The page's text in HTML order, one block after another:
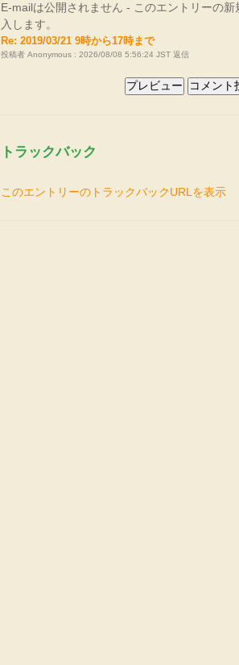
E-mailは公開されません - このエントリーの
入します。
Re: 2019/03/21 9時から17時まで
投稿者 Anonymous : 2026/08/08 5:56:24 JST 返信
トラックバック
このエントリーのトラックバックURLを表示